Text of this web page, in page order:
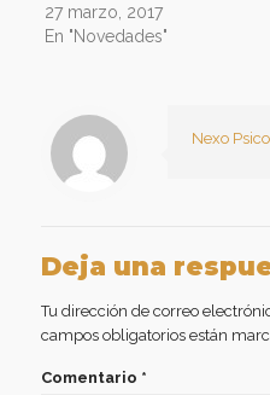
27 marzo, 2017
En "Novedades"
Nexo
Deja una
Tu dirección de correo
campos obligatorios están
Comentario *